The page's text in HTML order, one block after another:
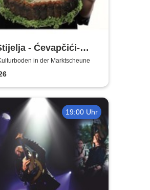
- Ćevapčići-
… für Liebe, Leib
in der Marktscheune
19:00 Uhr